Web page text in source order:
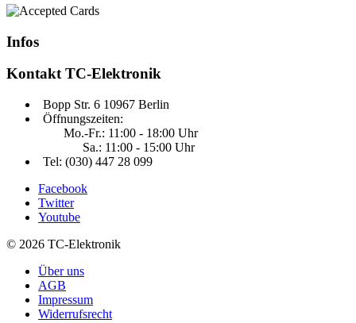
Infos
KontaktTC-Elektronik
Bopp Str. 6 10967 Berlin
Öffnungszeiten:
Mo.-Fr.: 11:00 - 18:00 Uhr
Sa.: 11:00 - 15:00 Uhr
Tel: (030) 447 28 099
Facebook
Twitter
Youtube
© 2026 TC-Elektronik
Über uns
AGB
Impressum
Widerrufsrecht